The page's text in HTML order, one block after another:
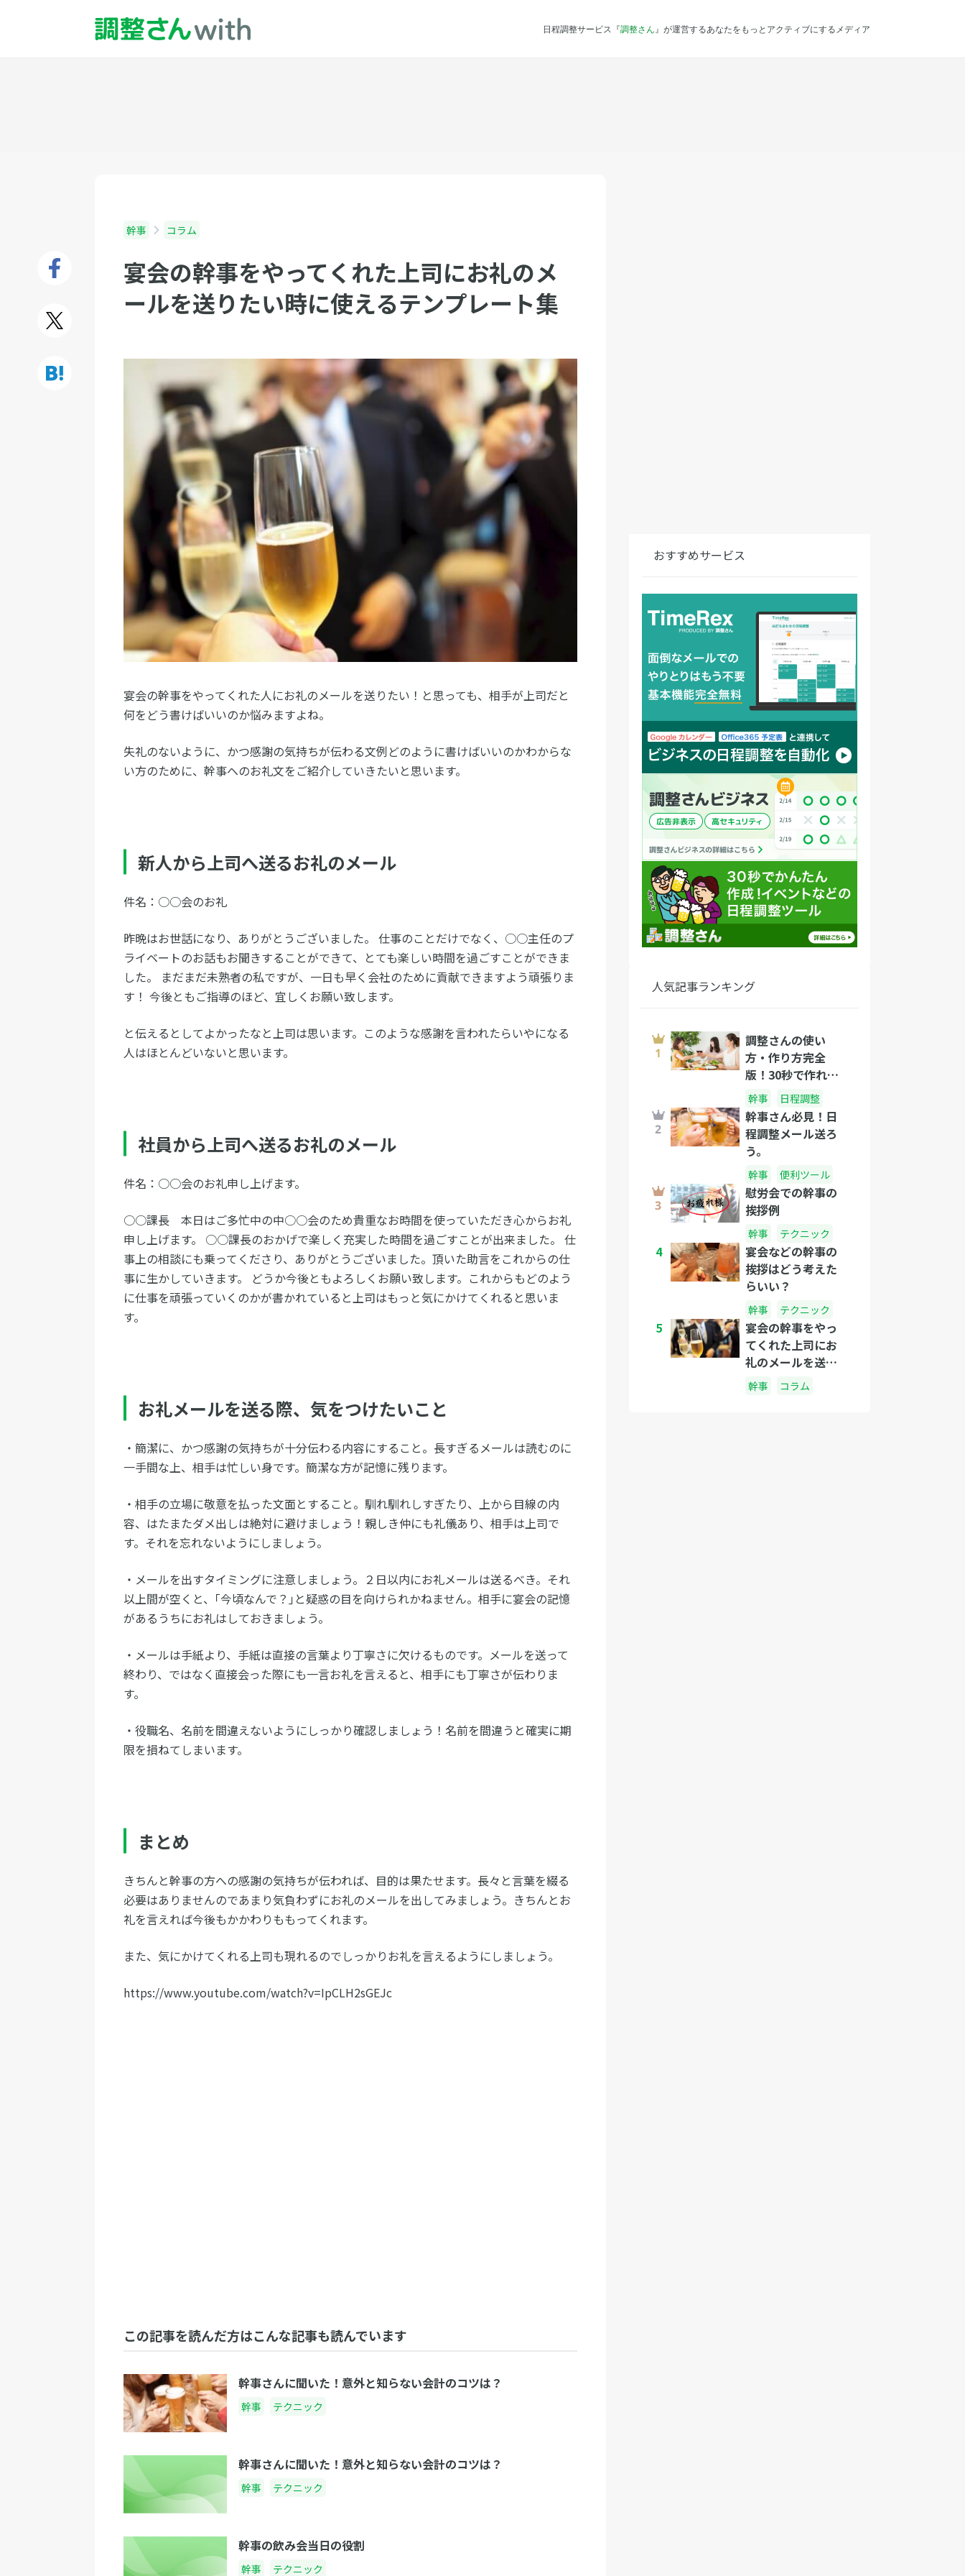
日程調整サービス『調整さん 』が運営するあなたをもっとアクティブにするメディア
幹事 コラム
宴会の幹事をやってくれた上司にお礼のメ
ールを送りたい時に使えるテンプレート集
宴会の幹事をやってくれた人にお礼のメールを送りたい！と思っても、相手が上司だと
何をどう書けばいいのか悩みますよね。
失礼のないように、かつ感謝の気持ちが伝わる文例どのように書けばいいのかわからな
い方のために、幹事へのお礼文をご紹介していきたいと思います。
新人から上司へ送るお礼のメール
件名：○○会のお礼
昨晩はお世話になり、ありがとうございました。 仕事のことだけでなく、○○主任のプ
ライベートのお話もお聞きすることができて、とても楽しい時間を過ごすことができま
した。 まだまだ未熟者の私ですが、一日も早く会社のために貢献できますよう頑張りま
す！ 今後ともご指導のほど、宜しくお願い致します。
と伝えるとしてよかったなと上司は思います。このような感謝を言われたらいやになる
人はほとんどいないと思います。
社員から上司へ送るお礼のメール
件名：○○会のお礼申し上げます。
○○課長 本日はご多忙中の中○○会のため貴重なお時間を使っていただき心からお礼
申し上げます。 ○○課長のおかげで楽しく充実した時間を過ごすことが出来ました。 仕
事上の相談にも乗ってくださり、ありがとうございました。頂いた助言をこれからの仕
事に生かしていきます。 どうか今後ともよろしくお願い致します。これからもどのよう
に仕事を頑張っていくのかが書かれていると上司はもっと気にかけてくれると思いま
す。
お礼メールを送る際、気をつけたいこと
・簡潔に、かつ感謝の気持ちが十分伝わる内容にすること。長すぎるメールは読むのに
一手間な上、相手は忙しい身です。簡潔な方が記憶に残ります。
・相手の立場に敬意を払った文面とすること。馴れ馴れしすぎたり、上から目線の内
容、はたまたダメ出しは絶対に避けましょう！親しき仲にも礼儀あり、相手は上司で
す。それを忘れないようにしましょう。
・メールを出すタイミングに注意しましょう。２日以内にお礼メールは送るべき。それ
以上間が空くと、｢今頃なんで？｣と疑惑の目を向けられかねません。相手に宴会の記憶
があるうちにお礼はしておきましょう。
・メールは手紙より、手紙は直接の言葉より丁寧さに欠けるものです。メールを送って
終わり、ではなく直接会った際にも一言お礼を言えると、相手にも丁寧さが伝わりま
す。
・役職名、名前を間違えないようにしっかり確認しましょう！名前を間違うと確実に期
限を損ねてしまいます。
まとめ
きちんと幹事の方への感謝の気持ちが伝われば、目的は果たせます。長々と言葉を綴る
必要はありませんのであまり気負わずにお礼のメールを出してみましょう。きちんとお
礼を言えれば今後もかかわりももってくれます。
また、気にかけてくれる上司も現れるのでしっかりお礼を言えるようにしましょう。
https://www.youtube.com/watch?v=IpCLH2sGEJc
この記事を読んだ方はこんな記事も読んでいます
幹事さんに聞いた！意外と知らない会計のコツは？
幹事 テクニック
幹事さんに聞いた！意外と知らない会計のコツは？
幹事 テクニック
幹事の飲み会当日の役割
幹事 テクニック
おすすめサービス
人気記事ランキング
調整さんの使い
方・作り方完全
版！30秒で作れる
カンタン出欠管
理・日程調整
幹事 日程調整
幹事さん必見！日
程調整メール送ろ
う。
幹事 便利ツール
慰労会での幹事の
挨拶例
幹事 テクニック
4
宴会などの幹事の
挨拶はどう考えた
らいい？
幹事 テクニック
5
宴会の幹事をやっ
てくれた上司にお
礼のメールを送り
たい時に使えるテ
ンプレート集
幹事 コラム